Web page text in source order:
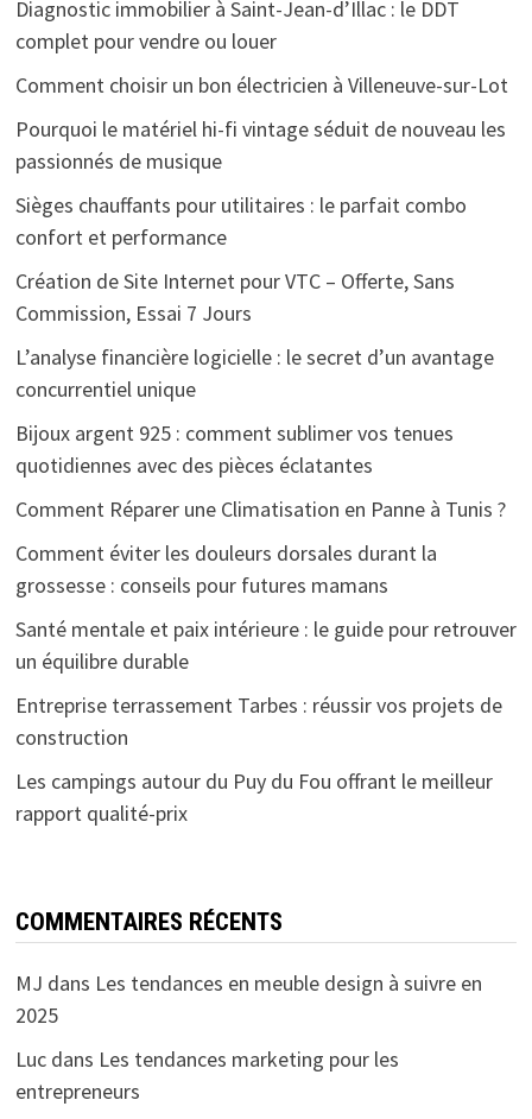
Diagnostic immobilier à Saint-Jean-d’Illac : le DDT
complet pour vendre ou louer
Comment choisir un bon électricien à Villeneuve-sur-Lot
Pourquoi le matériel hi-fi vintage séduit de nouveau les
passionnés de musique
Sièges chauffants pour utilitaires : le parfait combo
confort et performance
Création de Site Internet pour VTC – Offerte, Sans
Commission, Essai 7 Jours
L’analyse financière logicielle : le secret d’un avantage
concurrentiel unique
Bijoux argent 925 : comment sublimer vos tenues
quotidiennes avec des pièces éclatantes
Comment Réparer une Climatisation en Panne à Tunis ?
Comment éviter les douleurs dorsales durant la
grossesse : conseils pour futures mamans
Santé mentale et paix intérieure : le guide pour retrouver
un équilibre durable
Entreprise terrassement Tarbes : réussir vos projets de
construction
Les campings autour du Puy du Fou offrant le meilleur
rapport qualité-prix
COMMENTAIRES RÉCENTS
MJ dans Les tendances en meuble design à suivre en
2025
Lucdans Les tendances marketing pour les
entrepreneurs